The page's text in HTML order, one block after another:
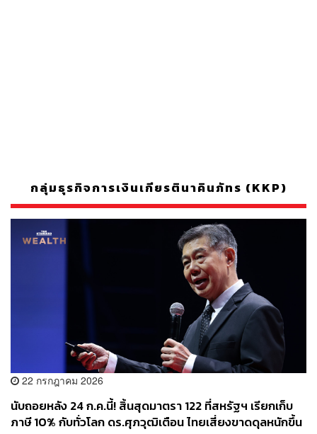
กลุ่มธุรกิจการเงินเกียรตินาคินภัทร (KKP)
22 กรกฎาคม 2026
นับถอยหลัง 24 ก.ค.นี้! สิ้นสุดมาตรา 122 ที่สหรัฐฯ เรียกเก็บ
ภาษี 10% กับทั่วโลก ดร.ศุภวุฒิเตือน ไทยเสี่ยงขาดดุลหนักขึ้น